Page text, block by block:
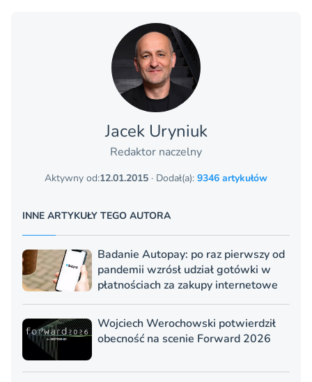
Jacek Uryniuk
Redaktor naczelny
Aktywny od:12.01.2015 · Dodał(a): 9346 artykułów
INNE ARTYKUŁY TEGO AUTORA
Badanie Autopay: po raz pierwszy od
pandemii wzrósł udział gotówki w
płatnościach za zakupy internetowe
Wojciech Werochowski potwierdził
obecność na scenie Forward 2026